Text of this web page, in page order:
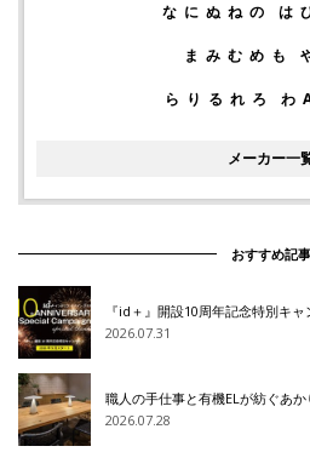
な に ぬ ね の は
ま み む め も
ら り る れ ろ わ
メーカー一
おすすめ記事
『id＋』開設10周年記念特別キ
2026.07.31
職人の手仕事と有機ELが紡ぐあ
2026.07.28